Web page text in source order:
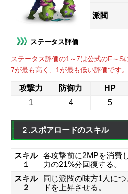
派閥
ステータス評価
ステータス評価の1～7は公式のF～S
7が最も高く、1が最も低い評価です。
攻撃力 防御力 HP
1
4 5
２.スポアロードのスキル
スキル
１
各攻撃前に2MPを消費
力の21%分回復する。
スキル
２
同じ派閥の味方1人に
ドを上昇させる。